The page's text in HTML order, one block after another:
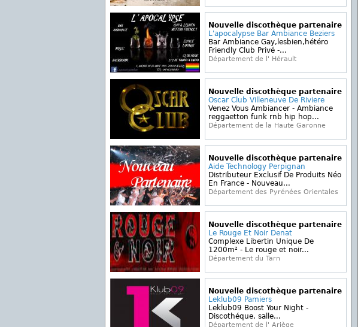
Nouvelle discothèque partenaire
L'apocalypse Bar Ambiance Beziers
Bar Ambiance Gay,lesbien,hétéro
Friendly Club Privé -...
Département de l' Hérault
Nouvelle discothèque partenaire
Oscar Club Villeneuve De Riviere
Venez Vous Ambiancer - Ambiance
reggaetton funk rnb hip hop...
Département de la Haute Garonne
Nouvelle discothèque partenaire
Aide Technology Perpignan
Distributeur Exclusif De Produits Néo
En France - Nouveau...
Département des Pyrénées Orientales
Nouvelle discothèque partenaire
Le Rouge Et Noir Denat
Complexe Libertin Unique De
1200m² - Le rouge et noir...
Département du Tarn
Nouvelle discothèque partenaire
Leklub09 Pamiers
Leklub09 Boost Your Night -
Discothéque, salle...
Département de l' Ariège